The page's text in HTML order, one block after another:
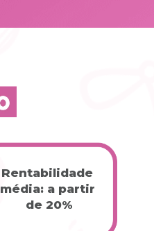
Rentabilidade
média: a partir
de 20%